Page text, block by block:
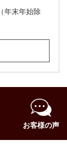
年末年始除
お客様の声